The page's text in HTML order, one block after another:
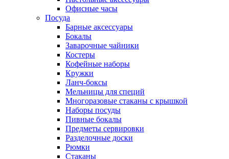
Офисные часы
Посуда
Барные аксессуары
Бокалы
Заварочные чайники
Костеры
Кофейные наборы
Кружки
Ланч-боксы
Мельницы для специй
Многоразовые стаканы с крышкой
Наборы посуды
Пивные бокалы
Предметы сервировки
Разделочные доски
Рюмки
Стаканы